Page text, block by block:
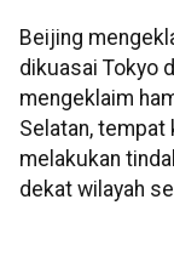
Beijing
dikuasai Tokyo
mengeklaim
Selatan, tempat
melakukan
dekat wilayah